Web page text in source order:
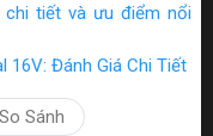
chi tiết và ưu điểm nổi
16V: Đánh Giá Chi Tiết
So Sánh